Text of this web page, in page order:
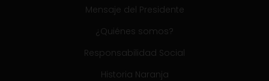
Mensaje del Presidente
¿Quiénes somos?
Responsabilidad Social
Historia Naranja